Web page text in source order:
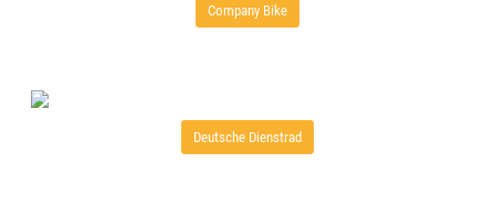
Company Bike
Deutsche Dienstrad